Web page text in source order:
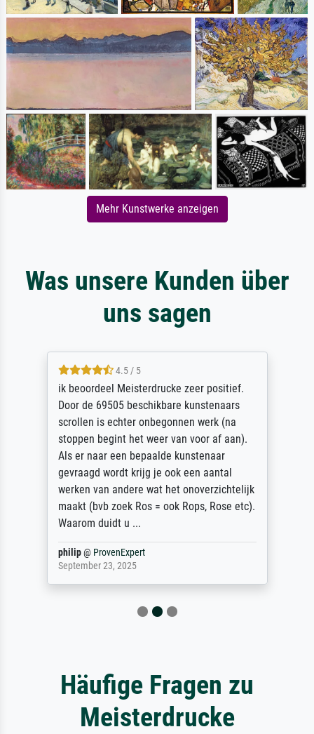
Mehr Kunstwerke anzeigen
Was unsere Kunden über
uns sagen
4.5 / 5
ik beoordeel Meisterdrucke zeer positief.
Door de 69505 beschikbare kunstenaars
scrollen is echter onbegonnen werk (na
stoppen begint het weer van voor af aan).
Als er naar een bepaalde kunstenaar
gevraagd wordt krijg je ook een aantal
werken van andere wat het onoverzichtelijk
maakt (bvb zoek Ros = ook Rops, Rose etc).
Waarom duidt u ...
philip@ ProvenExpert
September 23, 2025
Häufige Fragen zu
Meisterdrucke